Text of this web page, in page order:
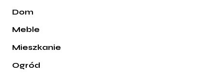
Dom
Meble
Mieszkanie
Ogród